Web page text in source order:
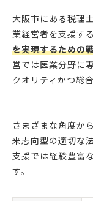
大阪市にある税理
業経営者を支援す
を実現するための
営では医業分野に
クオリティかつ総
さまざまな角度か
来志向型の適切な
支援では経験豊富
す。